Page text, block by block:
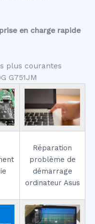
en charge rapide
plus courantes
G751JM
Réparation
problème de
démarrage
ordinateur Asus